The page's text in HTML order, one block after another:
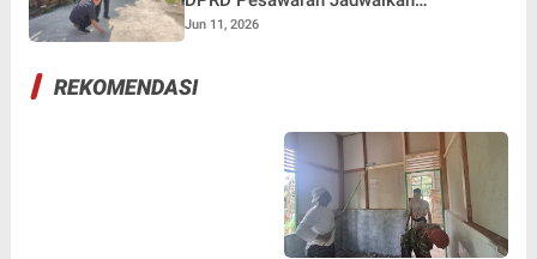
Pemanggilan Dinas Terkait
Jun 11, 2026
REKOMENDASI